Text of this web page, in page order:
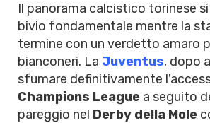
Il panorama calcistico torinese
bivio fondamentale mentre la
termine con un verdetto amaro
bianconeri. La Juventus, dopo
sfumare definitivamente
Champions League a seguito
pareggio nel Derby della Mole